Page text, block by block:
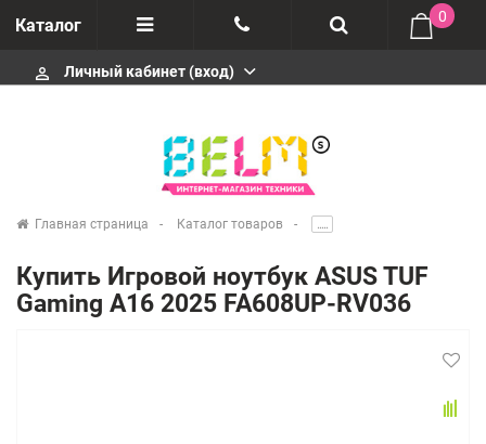
Каталог
Отзывы
Сервисные центры
+74952666992
0
perm_identity Личный кабинет (вход)
Главная страница Каталог товаров .....
Купить Игровой ноутбук ASUS TUF
Gaming A16 2025 FA608UP-RV036